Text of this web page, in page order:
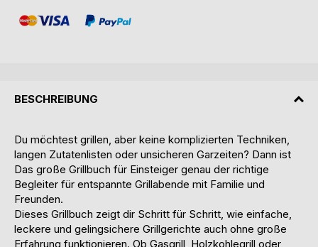
BESCHREIBUNG
Du möchtest grillen, aber keine komplizierten Techniken,
langen Zutatenlisten oder unsicheren Garzeiten? Dann ist
Das große Grillbuch für Einsteiger genau der richtige
Begleiter für entspannte Grillabende mit Familie und
Freunden.
Dieses Grillbuch zeigt dir Schritt für Schritt, wie einfache,
leckere und gelingsichere Grillgerichte auch ohne große
Erfahrung funktionieren. Ob Gasgrill, Holzkohlegrill oder